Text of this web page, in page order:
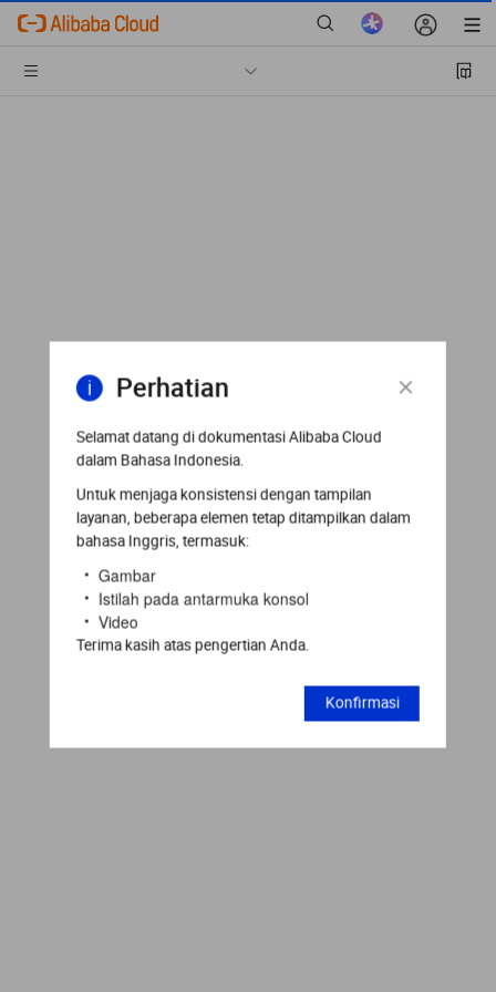
Perhatian
Selamat datang di dokumentasi Alibaba Cloud
dalam Bahasa Indonesia.
Untuk menjaga konsistensi dengan tampilan
layanan, beberapa elemen tetap ditampilkan dalam
bahasa Inggris, termasuk:
Gambar
Istilah pada antarmuka konsol
Video
Terima kasih atas pengertian Anda.
Konfirmasi